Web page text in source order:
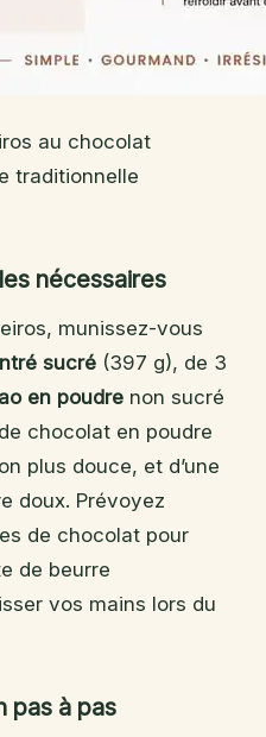
au chocolat
traditionnelle
nécessaires
munissez-vous
sucré (397 g), de 3
en poudre non sucré
chocolat en poudre
plus douce, et d’une
doux. Prévoyez
de chocolat pour
de beurre
vos mains lors du
pas à pas